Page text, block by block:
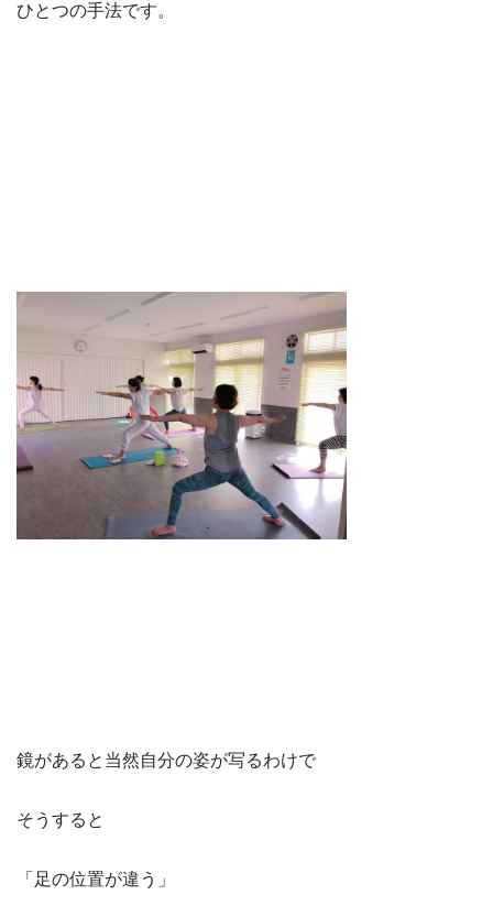
ひとつの手法です。
鏡があると当然自分の姿が写るわけで
そうすると
「足の位置が違う」